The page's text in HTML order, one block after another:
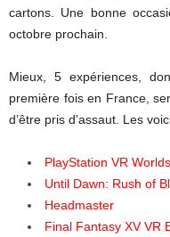
cartons. Une bonne
octobre prochain.
Mieux, 5 expériences,
première fois en France,
d’être pris d’assaut. Les
PlayStation VR Worlds
Until Dawn: Rush of
Headmaster
Final Fantasy XV VR